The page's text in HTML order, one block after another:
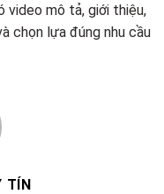
video mô tả, giới thiệu,
chọn lựa đúng nhu cầu
TÍN